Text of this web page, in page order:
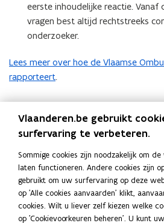
eerste inhoudelijke reactie.
vragen best altijd rechtstreeks
onderzoeker.
Lees meer over hoe de Vlaamse
rapporteert.
Neem contact op als je
Ben je ontevreden over de
dan contact op. Je klacht komt
ombudsvrouw terecht. Zij beoordeelt
die met het onderzoeksteam. Je
Deel deze pagina
Vlaanderen.be gebruikt
surfervaring te verbeteren.
Sommige cookies zijn noodzakelijk om
laten functioneren. Andere cookies zijn
gebruikt om uw surfervaring op deze
op 'Alle cookies aanvaarden' klikt,
cookies. Wilt u liever zelf kiezen welke
op 'Cookievoorkeuren beheren'. U kunt